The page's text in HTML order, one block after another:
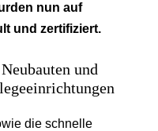
nun auf
und zertifiziert.
und
die schnelle